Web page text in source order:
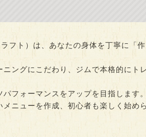
フト）は、あなたの身体を丁寧に「
ニングにこだわり、ジムで本格的にト
フォーマンスをアップを目指します。
ニューを作成、初心者も楽しく始め